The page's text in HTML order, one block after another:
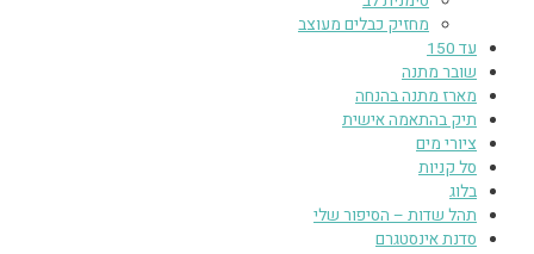
מחזיק כבלים מעוצב
עד 150
שובר מתנה
מארז מתנה בהנחה
תיק בהתאמה אישית
ציורי מים
סל קניות
בלוג
תהל שדות – הסיפור שלי
סדנת אינסטגרם